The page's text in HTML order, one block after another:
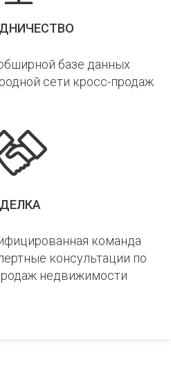
базе данных
сети кросс-продаж
команда
консультации по
недвижимости